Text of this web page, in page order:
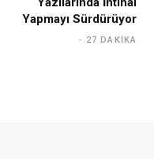
Yapmayı Sürdürüyor
27 DAKIKA